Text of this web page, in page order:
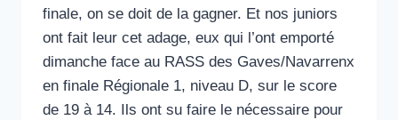
finale, on se doit de la gagner. Et nos juniors
ont fait leur cet adage, eux qui l’ont emporté
dimanche face au RASS des Gaves/Navarrenx
en finale Régionale 1, niveau D, sur le score
de 19 à 14. Ils ont su faire le nécessaire pour